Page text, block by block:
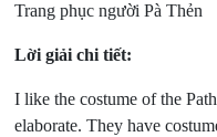
Trang phục người Pà Thẻn
Lời giải chi tiết:
I like the costume of the
elaborate. They have